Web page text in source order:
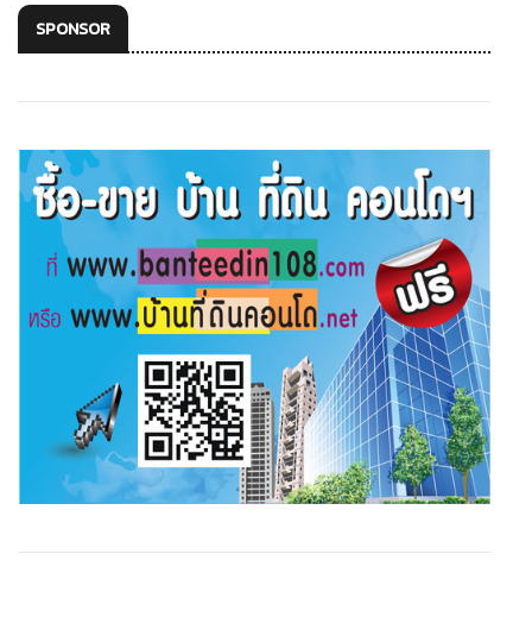
SPONSOR